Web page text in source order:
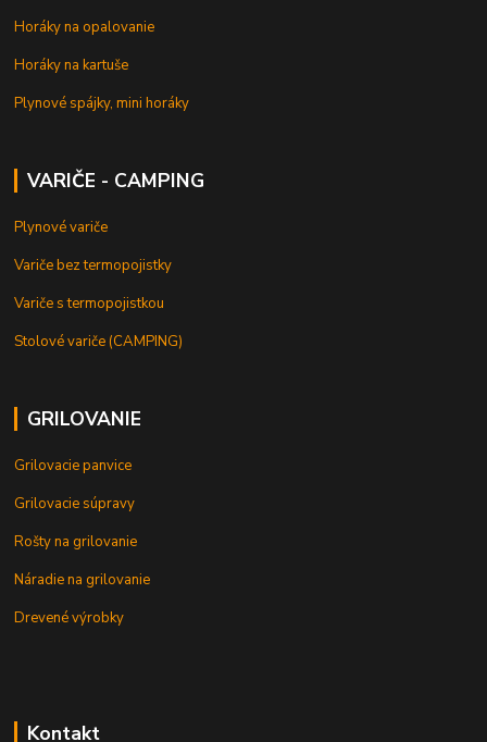
Horáky na opalovanie
Horáky na kartuše
Plynové spájky, mini horáky
VARIČE - CAMPING
Plynové variče
Variče bez termopojistky
Variče s termopojistkou
Stolové variče (CAMPING)
GRILOVANIE
Grilovacie panvice
Grilovacie súpravy
Rošty na grilovanie
Náradie na grilovanie
Drevené výrobky
Kontakt